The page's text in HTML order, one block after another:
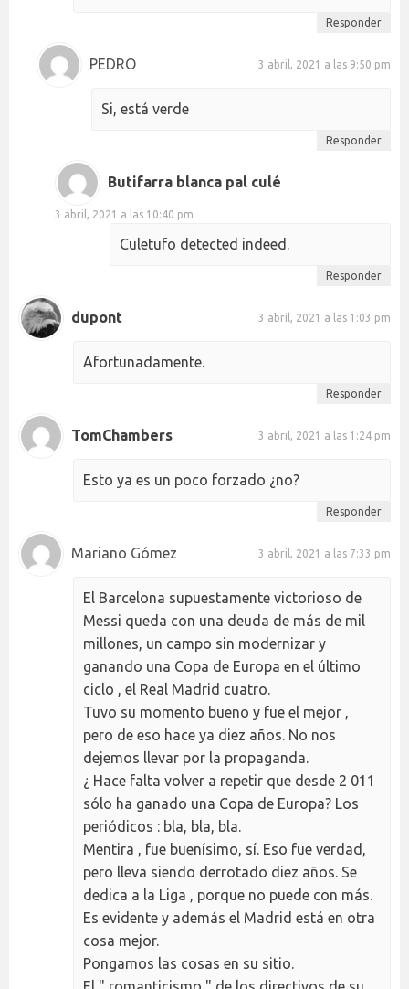
Responder
PEDRO 3 abril, 2021 a las 9:50 pm
Si, está verde
Responder
Butifarra blanca pal culé
3 abril, 2021 a las 10:40 pm
Culetufo detected indeed.
Responder
dupont 3 abril, 2021 a las 1:03 pm
Afortunadamente.
Responder
TomChambers 3 abril, 2021 a las 1:24 pm
Esto ya es un poco forzado ¿no?
Responder
Mariano Gómez 3 abril, 2021 a las 7:33 pm
El Barcelona supuestamente victorioso de
Messi queda con una deuda de más de mil
millones, un campo sin modernizar y
ganando una Copa de Europa en el último
ciclo , el Real Madrid cuatro.
Tuvo su momento bueno y fue el mejor ,
pero de eso hace ya diez años. No nos
dejemos llevar por la propaganda.
¿ Hace falta volver a repetir que desde 2 011
sólo ha ganado una Copa de Europa? Los
periódicos : bla, bla, bla.
Mentira , fue buenísimo, sí. Eso fue verdad,
pero lleva siendo derrotado diez años. Se
dedica a la Liga , porque no puede con más.
Es evidente y además el Madrid está en otra
cosa mejor.
Pongamos las cosas en su sitio.